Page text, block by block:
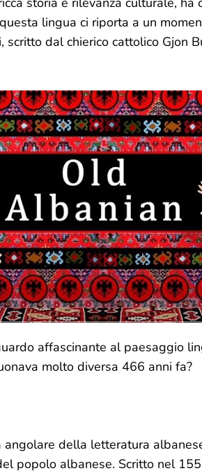
lingua ci riporta a un
scritto dal chierico cattolico Gjon
affascinante al paesaggio
molto diversa 466 anni fa?
angolare della letteratura
popolo albanese. Scritto nel